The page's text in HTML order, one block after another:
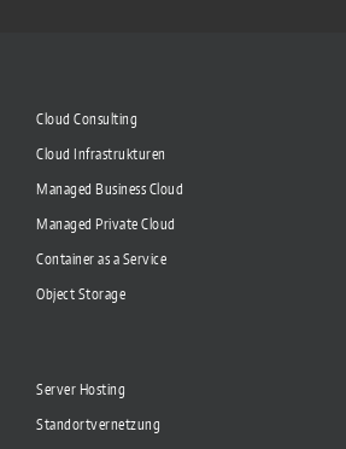
Cloud Consulting
Cloud Infrastrukturen
Managed Business Cloud
Managed Private Cloud
Container as a Service
Object Storage
Server Hosting
Standortvernetzung